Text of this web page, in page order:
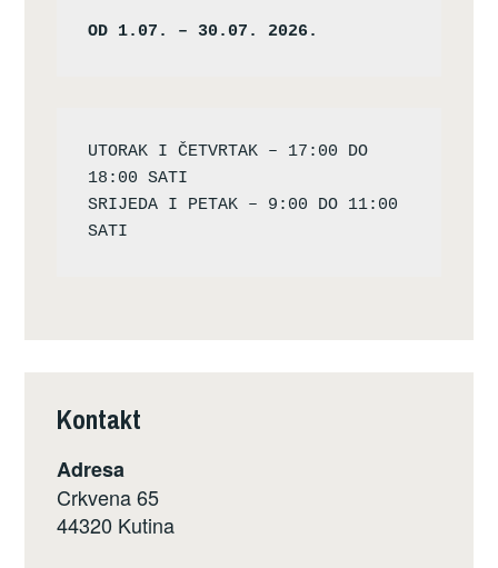
OD 1.07. – 30.07. 2026.
UTORAK I ČETVRTAK – 17:00 DO
18:00 SATI
SRIJEDA I PETAK – 9:00 DO 11:00
Kontakt
Adresa
Crkvena 65
44320 Kutina